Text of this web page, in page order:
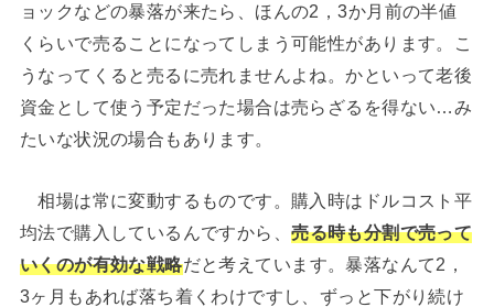
ョックなどの暴落が来たら、ほんの2，3か月前の半値
くらいで売ることになってしまう可能性があります。こ
うなってくると売るに売れませんよね。かといって老後
資金として使う予定だった場合は売らざるを得ない…み
たいな状況の場合もあります。
相場は常に変動するものです。購入時はドルコスト平
均法で購入しているんですから、売る時も分割で売って
いくのが有効な戦略だと考えています。暴落なんて2，
3ヶ月もあれば落ち着くわけですし、ずっと下がり続け